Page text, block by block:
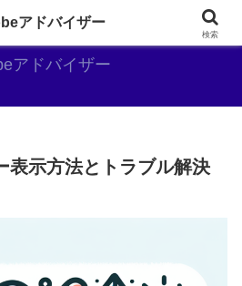
きのAdobe推しブログ
アドバイザー
表示方法とトラブル解決
アドバイザー
検索